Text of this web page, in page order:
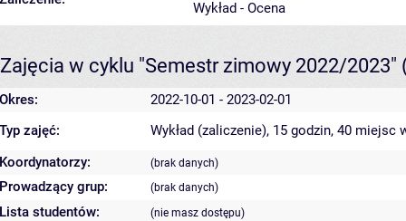
Wykład - Ocena
Zajęcia w cyklu "Semestr zimowy 2022/2023"
Okres:
2022-10-01 - 2023-02-01
Typ zajęć:
Wykład (zaliczenie), 15 godzin, 40 miejsc
Koordynatorzy:
(brak danych)
Prowadzący grup: (brak danych)
Lista studentów: (nie masz dostępu)